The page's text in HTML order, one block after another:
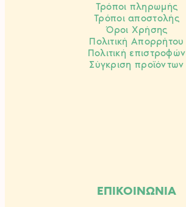
Τρόποι πληρωμής
Τρόποι αποστολής
Όροι Χρήσης
Πολιτική Απορρήτου
Πολιτική επιστροφών
Σύγκριση προϊόντων
ΕΠΙΚΟΙΝΩΝΙΑ